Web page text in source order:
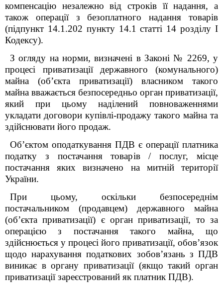
компенсацію незалежно від строків її надання, а
також операції з безоплатного надання товарів
(підпункт 14.1.202 пункту 14.1 статті 14 розділу І
Кодексу).
З огляду на норми, визначені в Законі № 2269, у
процесі приватизації державного (комунального)
майна (об’єкта приватизації) власником такого
майна вважається безпосередньо орган приватизації,
який при цьому наділений повноваженнями
укладати договори купівлі-продажу такого майна та
здійснювати його продаж.
Об’єктом оподаткування ПДВ є операції платника
податку з постачання товарів / послуг, місце
постачання яких визначено на митній території
України.
При цьому, оскільки безпосереднім
постачальником (продавцем) державного майна
(об’єкта приватизації) є орган приватизації, то за
операцією з постачання такого майна, що
здійснюється у процесі його приватизації, обов’язок
щодо нарахування податкових зобов’язань з ПДВ
виникає в органу приватизації (якщо такий орган
приватизації зареєстрований як платник ПДВ).